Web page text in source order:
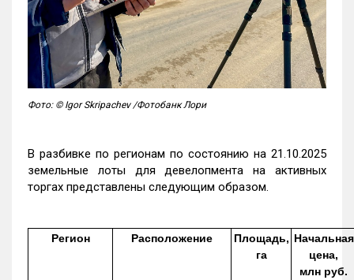
Фото: © Igor Skripachev /Фотобанк Лори
В разбивке по регионам по состоянию на 21.10.2025
земельные лоты для девелопмента на активных
торгах представлены следующим образом.
Регион Расположение
Площадь,
га
Начальная
цена,
млн руб.